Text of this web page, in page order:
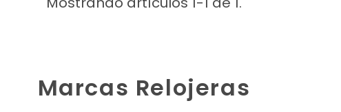
Marcas Relojeras